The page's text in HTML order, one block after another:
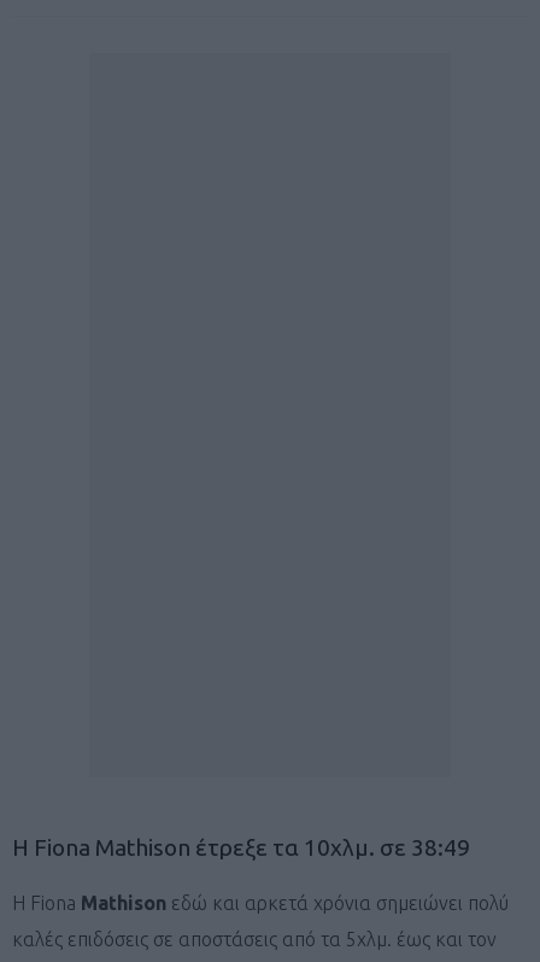
Η Fiona Mathison έτρεξε τα 10χλμ. σε 38:49
H Fiona Mathison εδώ και αρκετά χρόνια σημειώνει πολύ
καλές επιδόσεις σε αποστάσεις από τα 5χλμ. έως και τον